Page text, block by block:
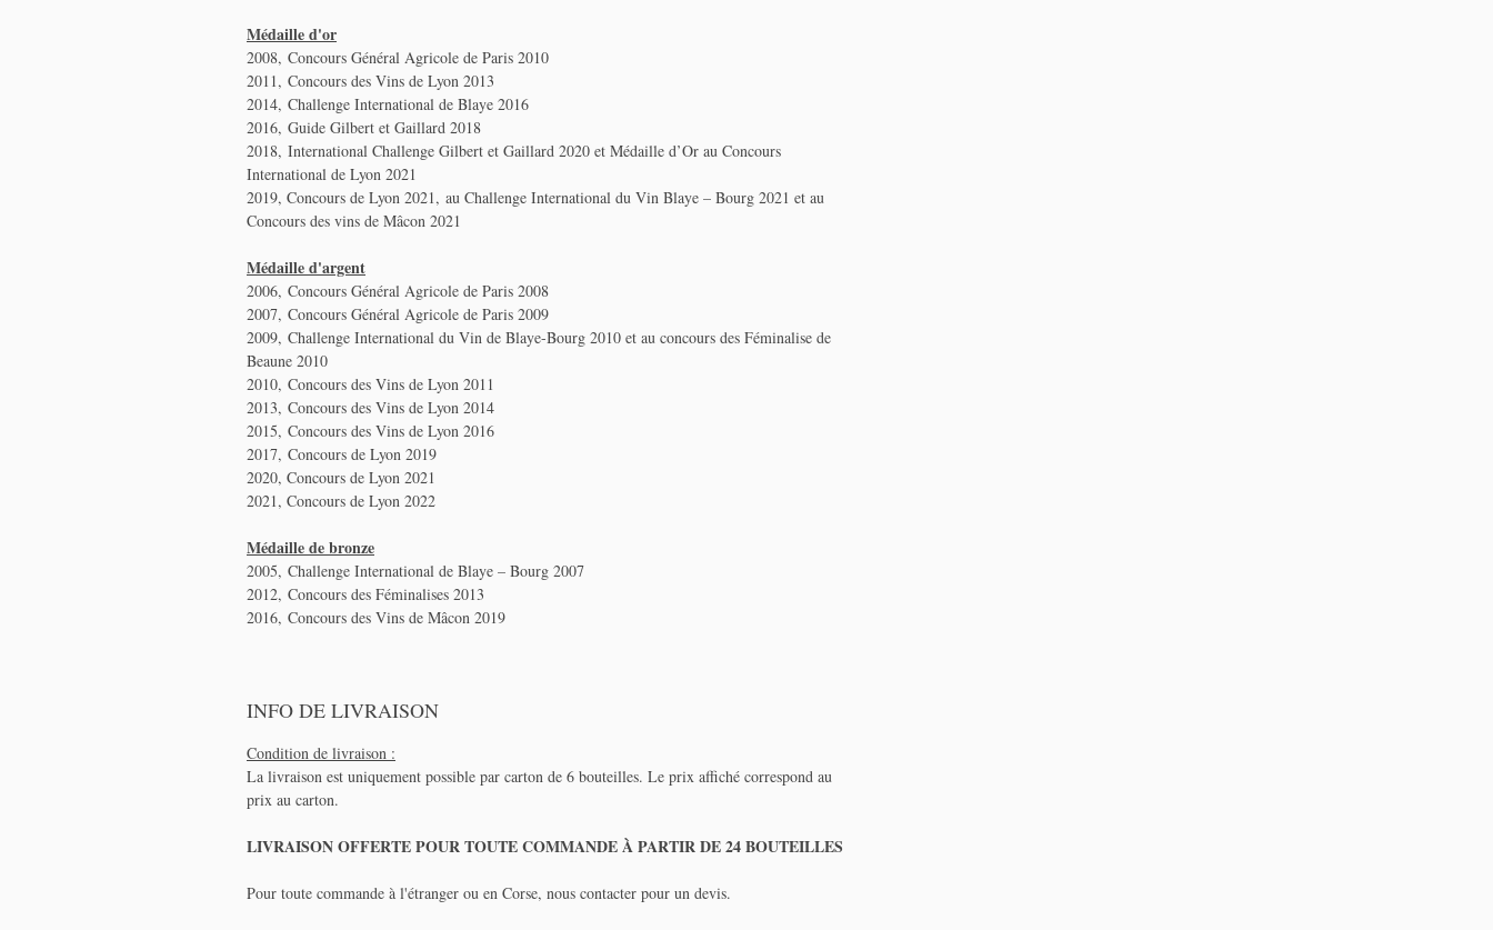
Médaille d'or
2008, Concours Général Agricole de Paris 2010
2011, Concours des Vins de Lyon 2013
2014, Challenge International de Blaye 2016
2016, Guide Gilbert et Gaillard 2018
2018, International Challenge Gilbert et Gaillard 2020 et Médaille d’Or au Concours
International de Lyon 2021
2019, Concours de Lyon 2021, au Challenge International du Vin Blaye – Bourg 2021 et au
Concours des vins de Mâcon 2021
Médaille d'argent
2006, Concours Général Agricole de Paris 2008
2007, Concours Général Agricole de Paris 2009
2009, Challenge International du Vin de Blaye-Bourg 2010 et au concours des Féminalise de
Beaune 2010
2010, Concours des Vins de Lyon 2011
2013, Concours des Vins de Lyon 2014
2015, Concours des Vins de Lyon 2016
2017, Concours de Lyon 2019
2020, Concours de Lyon 2021
2021, Concours de Lyon 2022
Médaille de bronze
2005, Challenge International de Blaye – Bourg 2007
2012, Concours des Féminalises 2013
2016, Concours des Vins de Mâcon 2019
INFO DE LIVRAISON
Condition de livraison :
La livraison est uniquement possible par carton de 6 bouteilles. Le prix affiché correspond au
prix au carton.
LIVRAISON OFFERTE POUR TOUTE COMMANDE À PARTIR DE 24 BOUTEILLES
Pour toute commande à l'étranger ou en Corse, nous contacter pour un devis.